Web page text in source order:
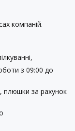
компаній.
з 09:00 до
за рахунок